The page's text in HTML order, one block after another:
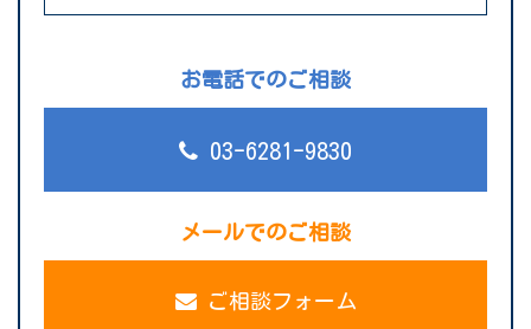
お電話でのご相談
03-6281-9830
メールでのご相談
ご相談フォーム